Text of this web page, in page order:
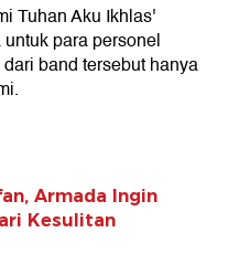
Tuhan Aku Ikhlas'
para personel
band tersebut hanya
Armada Ingin
Kesulitan